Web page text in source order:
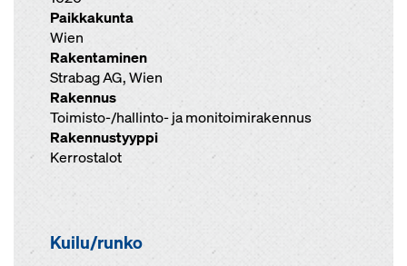
Paikkakunta
Wien
Rakentaminen
Strabag AG, Wien
Rakennus
Toimisto-/hallinto- ja monitoimirakennus
Rakennustyyppi
Kerrostalot
Kuilu/runko